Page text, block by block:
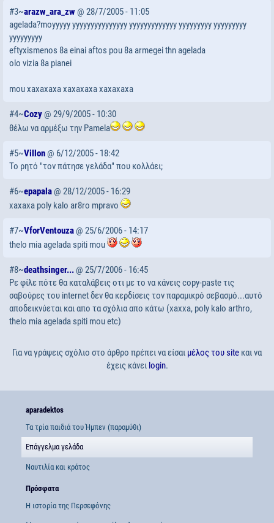
#3~arazw_ara_zw@ 28/7/2005 - 11:05
agelada?moyyyyy yyyyyyyyyyyyyyy yyyyyyyyyyyyy yyyyyyyyy yyyyyyyyy
yyyyyyyyy
eftyxismenos 8a einai aftos pou 8a armegei thn agelada
olo vizia 8a pianei
mou xaxaxaxa xaxaxaxa xaxaxaxa
#4~Cozy @ 29/9/2005 - 10:30
θέλω να αρμέξω την Pamela
#5~Villon@ 6/12/2005 - 18:42
Το ρητό "τον πάτησε γελάδα" που κολλάει;
#6~epapala @ 28/12/2005 - 16:29
xaxaxa poly kalo ar8ro mpravo
#7~VforVentouza@ 25/6/2006 - 14:17
thelo mia agelada spiti mou
#8~deathsinger... @ 25/7/2006 - 16:45
Ρε φίλε πότε θα καταλάβεις οτι με το να κάνεις copy-paste τις
σαβούρες του internet δεν θα κερδίσεις τον παραμικρό σεβασμό...αυτό
αποδεικνύεται και απο τα σχόλια απο κάτω (xaxxa, poly kalo arthro,
thelo mia agelada spiti mou etc)
Για να γράψεις σχόλιο στο άρθρο πρέπει να είσαι μέλος του site και να
έχεις κάνει login.
aparadektos
Τα τρία παιδιά του Ήμπεν (παραμύθι)
Επάγγελμα γελάδα
Ναυτιλία και κράτος
Πρόσφατα
Η ιστορία της Περσεφόνης